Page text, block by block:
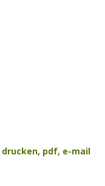
drucken, pdf, e-mail